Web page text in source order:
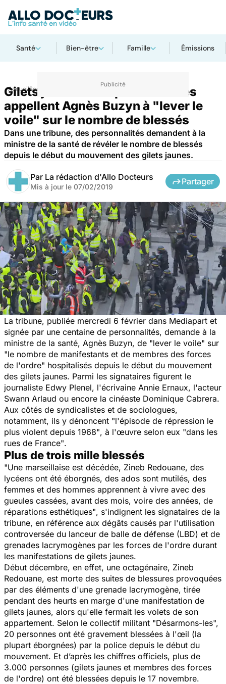
Santé Bien-être Famille Émissions
AccueilSanté
Gilets jaunes : des personnalités
appellent Agnès Buzyn à "lever le
voile" sur le nombre de blessés
Dans une tribune, des personnalités demandent à la
ministre de la santé de révéler le nombre de blessés
depuis le début du mouvement des gilets jaunes.
Par La rédaction d'Allo Docteurs
Mis à jour le 07/02/2019
Partager
La tribune, publiée mercredi 6 février dans Mediapart et
signée par une centaine de personnalités, demande à la
ministre de la santé, Agnès Buzyn, de "lever le voile" sur
"le nombre de manifestants et de membres des forces
de l'ordre" hospitalisés depuis le début du mouvement
des gilets jaunes. Parmi les signataires figurent le
journaliste Edwy Plenel, l'écrivaine Annie Ernaux, l'acteur
Swann Arlaud ou encore la cinéaste Dominique Cabrera.
Aux côtés de syndicalistes et de sociologues,
notamment, ils y dénoncent "l'épisode de répression le
plus violent depuis 1968", à l'œuvre selon eux "dans les
rues de France".
Plus de trois mille blessés
"Une marseillaise est décédée, Zineb Redouane, des
lycéens ont été éborgnés, des ados sont mutilés, des
femmes et des hommes apprennent à vivre avec des
gueules cassées, avant des mois, voire des années, de
réparations esthétiques", s'indignent les signataires de la
tribune, en référence aux dégâts causés par l'utilisation
controversée du lanceur de balle de défense (LBD) et de
grenades lacrymogènes par les forces de l'ordre durant
les manifestations de gilets jaunes.
Début décembre, en effet, une octagénaire, Zineb
Redouane, est morte des suites de blessures provoquées
par des éléments d'une grenade lacrymogène, tirée
pendant des heurts en marge d'une manifestation de
gilets jaunes, alors qu'elle fermait les volets de son
appartement. Selon le collectif militant "Désarmons-les",
20 personnes ont été gravement blessées à l'œil (la
plupart éborgnées) par la police depuis le début du
mouvement. Et d’après les chiffres officiels, plus de
3.000 personnes (gilets jaunes et membres des forces
de l'ordre) ont été blessées depuis le 17 novembre.